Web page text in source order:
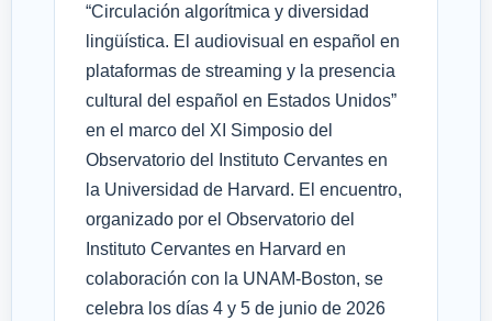
“Circulación algorítmica y diversidad
lingüística. El audiovisual en español en
plataformas de streaming y la presencia
cultural del español en Estados Unidos”
en el marco del XI Simposio del
Observatorio del Instituto Cervantes en
la Universidad de Harvard. El encuentro,
organizado por el Observatorio del
Instituto Cervantes en Harvard en
colaboración con la UNAM-Boston, se
celebra los días 4 y 5 de junio de 2026